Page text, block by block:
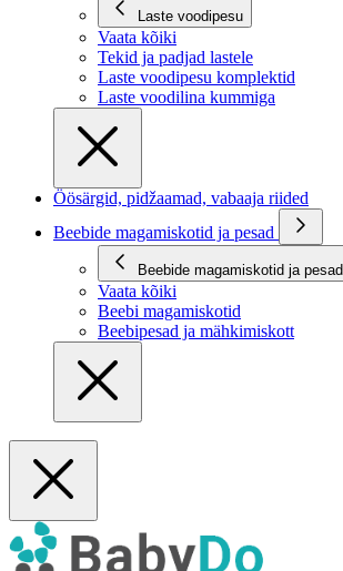
Laste voodipesu
Vaata kõiki
Tekid ja padjad lastele
Laste voodipesu komplektid
Laste voodilina kummiga
Öösärgid, pidžaamad, vabaaja riided
Beebide magamiskotid ja pesad
Beebide magamiskotid ja pesad
Vaata kõiki
Beebi magamiskotid
Beebipesad ja mähkimiskott